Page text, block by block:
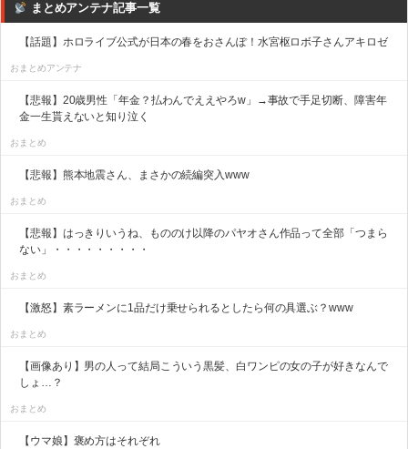
まとめアンテナ記事一覧
【話題】ホロライブ公式が日本の春をおさんぽ！水宮枢ロボ子さんアキロゼ
おまとめアンテナ
【悲報】20歳男性「年金？払わんでええやろw」→事故で手足切断、障害年
金一生貰えないと知り泣く
おまとめ
【悲報】熊本地震さん、まさかの続編突入www
おまとめ
【悲報】はっきりいうね、もののけ以降のパヤオさん作品って全部「つまら
ない」・・・・・・・・・
おまとめ
【激怒】素ラーメンに1品だけ乗せられるとしたら何の具選ぶ？www
おまとめ
【画像あり】男の人って結局こういう黒髪、白ワンピの女の子が好きなんで
しょ…？
おまとめ
【ウマ娘】褒め方はそれぞれ